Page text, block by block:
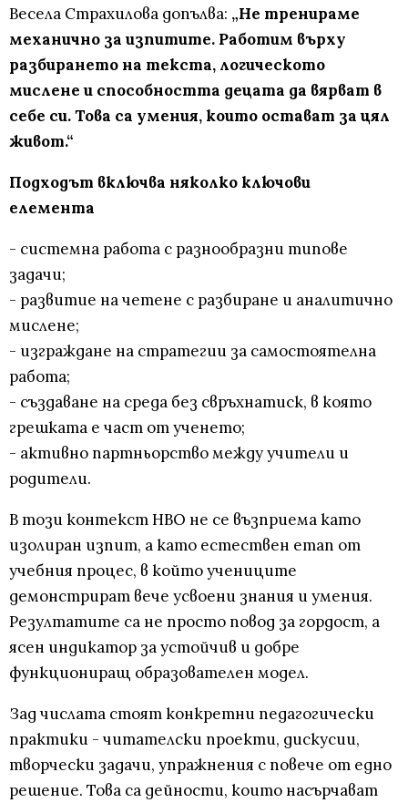
Весела Страхилова допълва: „Не тренираме
механично за изпитите. Работим върху
разбирането на текста, логическото
мислене и способността децата да вярват в
себе си. Това са умения, които остават за цял
живот.“
Подходът включва няколко ключови
елемента
- системна работа с разнообразни типове
задачи;
- развитие на четене с разбиране и аналитично
мислене;
- изграждане на стратегии за самостоятелна
работа;
- създаване на среда без свръхнатиск, в която
грешката е част от ученето;
- активно партньорство между учители и
родители.
В този контекст НВО не се възприема като
изолиран изпит, а като естествен етап от
учебния процес, в който учениците
демонстрират вече усвоени знания и умения.
Резултатите са не просто повод за гордост, а
ясен индикатор за устойчив и добре
функциониращ образователен модел.
Зад числата стоят конкретни педагогически
практики - читателски проекти, дискусии,
творчески задачи, упражнения с повече от едно
решение. Това са дейности, които насърчават